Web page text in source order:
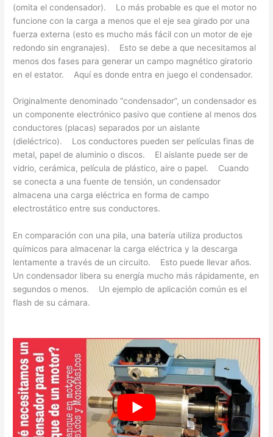
(omita el condensador). Lo más probable es que el motor no
funcione con la carga a menos que el eje sea girado por una
fuerza externa (esto es mucho más fácil con un motor de eje
redondo sin engranajes). Esto se debe a que necesitamos al
menos dos fases para generar un campo magnético giratorio
en el estator. Aquí es donde entra en juego el condensador.
Originalmente denominado “condensador”, un condensador es
un componente electrónico pasivo que contiene al menos dos
conductores (placas) separados por un aislante
(dieléctrico). Los conductores pueden ser películas finas de
metal, papel de aluminio o discos. El aislante puede ser de
vidrio, cerámica, película de plástico, aire o papel. Cuando
se conecta a una fuente de tensión, un condensador
almacena una carga eléctrica en forma de campo
electrostático entre sus conductores.
En comparación con una pila, una batería utiliza productos
químicos para almacenar la carga eléctrica y la descarga
lentamente a través de un circuito. Esto puede llevar años.
Un condensador libera su energía mucho más rápidamente, en
segundos o menos. Un ejemplo de aplicación común es el
flash de su cámara.